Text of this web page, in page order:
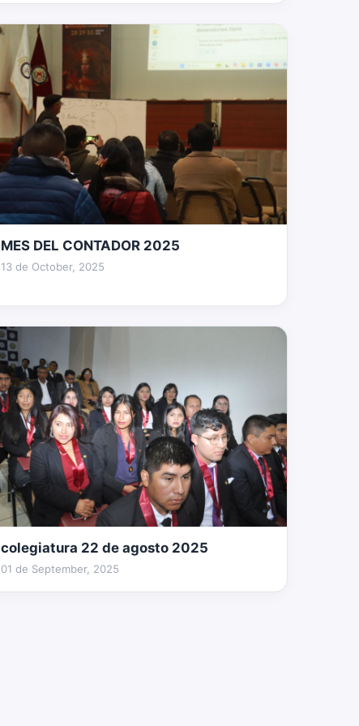
9 fotos
MES DEL CONTADOR 2025
13 de October, 2025
73 fotos
colegiatura 22 de agosto 2025
01 de September, 2025